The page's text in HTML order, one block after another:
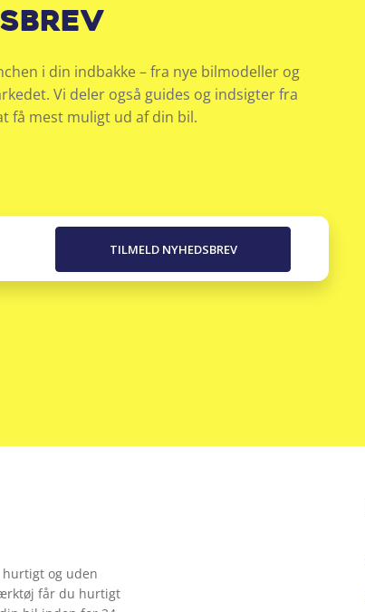
i din indbakke – fra nye bilmodeller og
Vi deler også guides og indsigter fra
få mest muligt ud af din bil.
og uden
får du hurtigt